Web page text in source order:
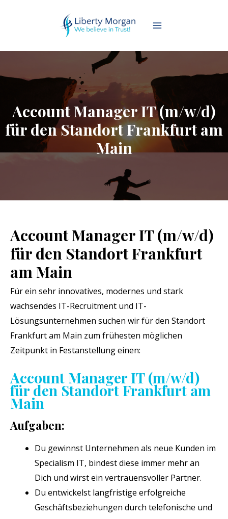
Account Manager IT (m/w/d)
für den Standort Frankfurt am
Main
Account Manager IT (m/w/d)
für den Standort Frankfurt
am Main
Für ein sehr innovatives, modernes und stark
wachsendes IT-Recruitment und IT-
Lösungsunternehmen suchen wir für den Standort
Frankfurt am Main zum frühesten möglichen
Zeitpunkt in Festanstellung einen:
Account Manager IT (m/w/d)
für den Standort Frankfurt am
Main
Aufgaben:
Du gewinnst Unternehmen als neue Kunden im
Specialism IT, bindest diese immer mehr an
Dich und wirst ein vertrauensvoller Partner.
Du entwickelst langfristige erfolgreiche
Geschäftsbeziehungen durch telefonische und